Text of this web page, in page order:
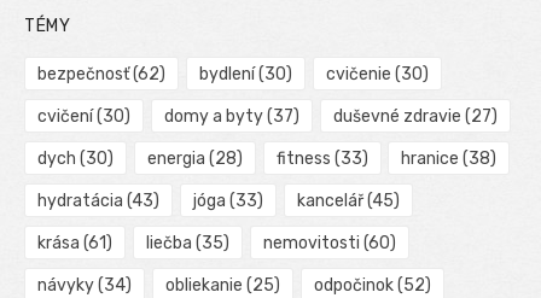
TÉMY
bezpečnosť(62) bydlení(30) cvičenie (30)
cvičení(30) domy a byty(37) duševné zdravie (27)
dych (30) energia (28) fitness (33) hranice (38)
hydratácia (43) jóga (33) kancelář(45)
krása (61) liečba (35) nemovitosti (60)
návyky(34) obliekanie (25) odpočinok(52)